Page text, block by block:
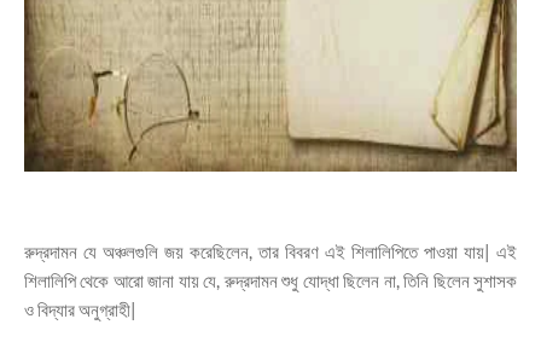
রুদ্রদামন যে অঞ্চলগুলি জয় করেছিলেন, তার বিবরণ এই শিলালিপিতে পাওয়া যায়| এই
শিলালিপি থেকে আরো জানা যায় যে, রুদ্রদামন শুধু যোদ্ধা ছিলেন না, তিনি ছিলেন সুশাসক
ও বিদ্যার অনুগ্রাহী|